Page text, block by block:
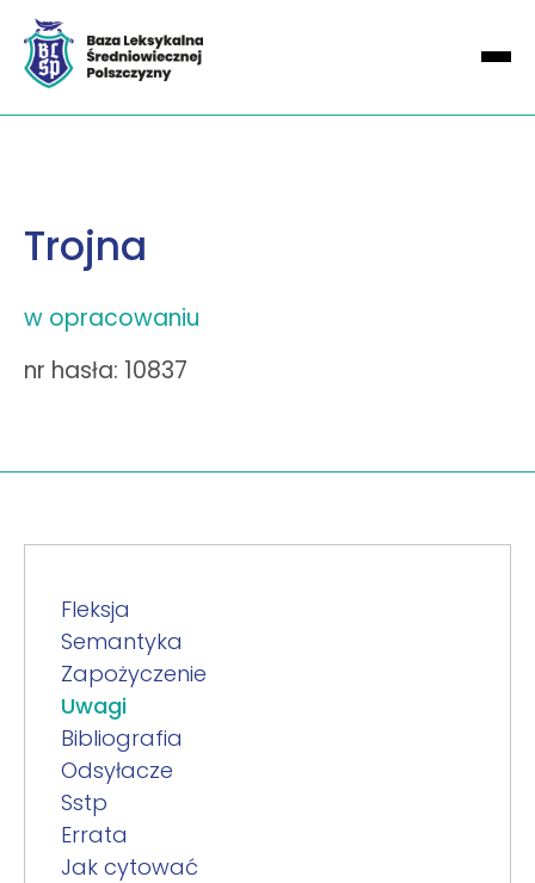
Trojna
w opracowaniu
nr hasła: 10837
Fleksja
Semantyka
Zapożyczenie
Uwagi
Bibliografia
Odsyłacze
Sstp
Errata
Jak cytować